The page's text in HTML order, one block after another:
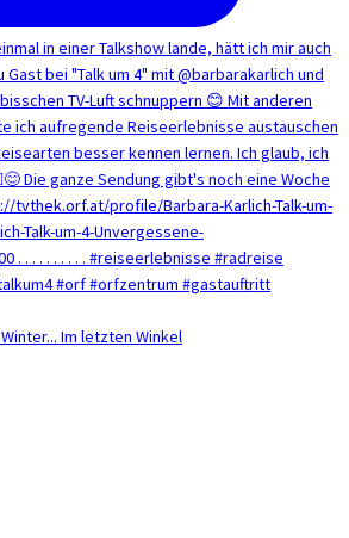
Im letzten Winkel